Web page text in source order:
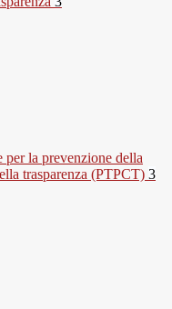
per la prevenzione della
trasparenza (PTPCT) 3